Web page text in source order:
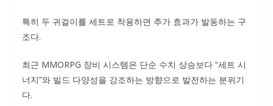
특히 두 귀걸이를 세트로 착용하면 추가 효과가 발동하는 구
조다.
최근 MMORPG 장비 시스템은 단순 수치 상승보다 “세트 시
너지”와 빌드 다양성을 강조하는 방향으로 발전하는 분위기
다.